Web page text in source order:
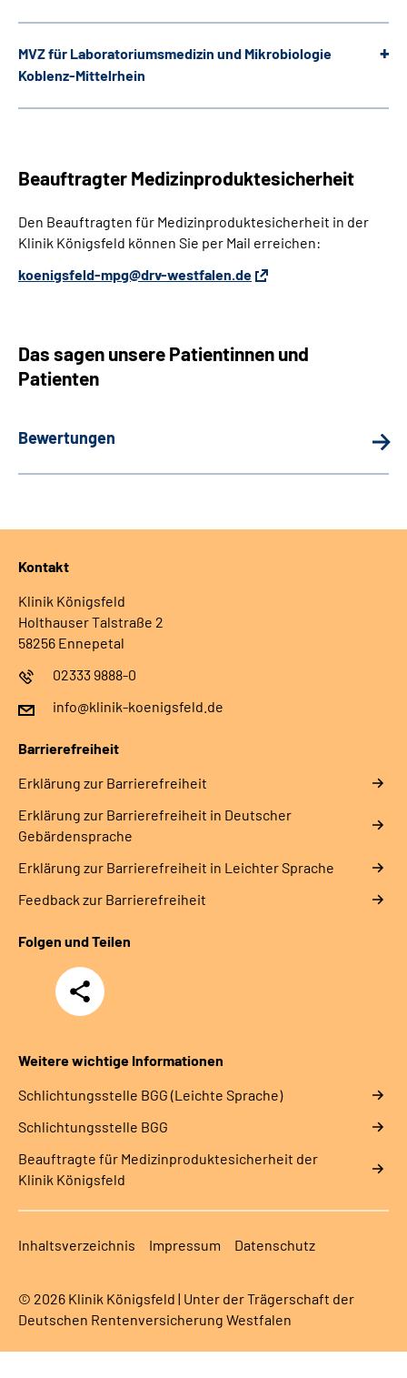
MVZ für Laboratoriumsmedizin und Mikrobiologie
Koblenz-Mittelrhein
Beauftragter Medizinproduktesicherheit
Den Beauftragten für Medizinproduktesicherheit in der
Klinik Königsfeld können Sie per Mail erreichen:
koenigsfeld-mpg@drv-westfalen.de
Das sagen unsere Patientinnen und
Patienten
Bewertungen
Kontakt
Klinik Königsfeld
Holthauser Talstraße 2
58256 Ennepetal
02333 9888-0
info@klinik-koenigsfeld.de
Barrierefreiheit
Erklärung zur Barrierefreiheit
Erklärung zur Barrierefreiheit in Deutscher
Gebärdensprache
Erklärung zur Barrierefreiheit in Leichter Sprache
Feedback zur Barrierefreiheit
Folgen und Teilen
Teilen
Weitere wichtige Informationen
Schlich­tungs­stel­le BGG (Leichte Sprache)
Schlich­tungs­stel­le BGG
Beauftragte für Medizinproduktesicherheit der
Klinik Königsfeld
Inhaltsverzeichnis Impressum Datenschutz
© 2026 Klinik Königsfeld | Unter der Trägerschaft der
Deutschen Rentenversicherung Westfalen